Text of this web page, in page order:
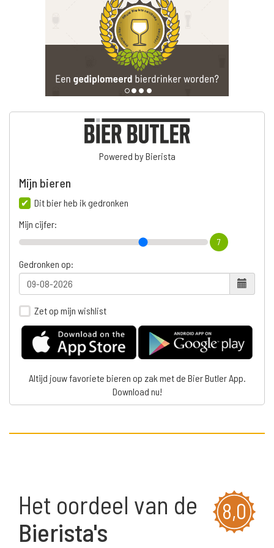
Powered by Bierista
Mijn bieren
Dit bier heb ik gedronken
Mijn cijfer:
7
Gedronken op:
Zet op mijn wishlist
Altijd jouw favoriete bieren op zak met de Bier Butler App.
Download nu!
8,0
Het oordeel van de
Bierista's